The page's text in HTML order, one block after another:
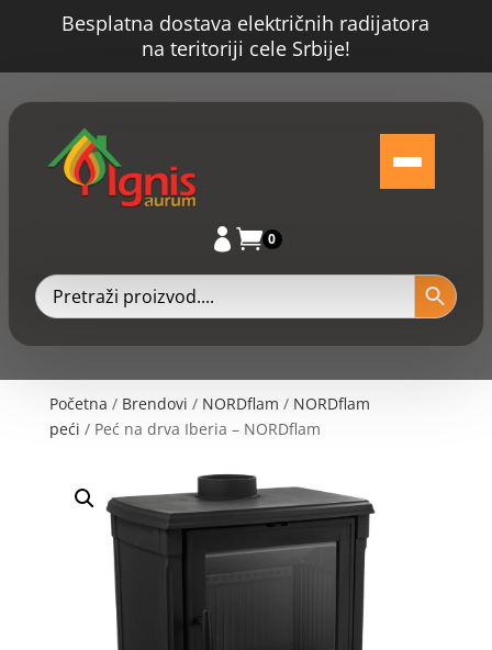
Besplatna dostava električnih radijatora
na teritoriji cele Srbije!
  0
Početna / Brendovi / NORDflam / NORDflam
peći / Peć na drva Iberia – NORDflam